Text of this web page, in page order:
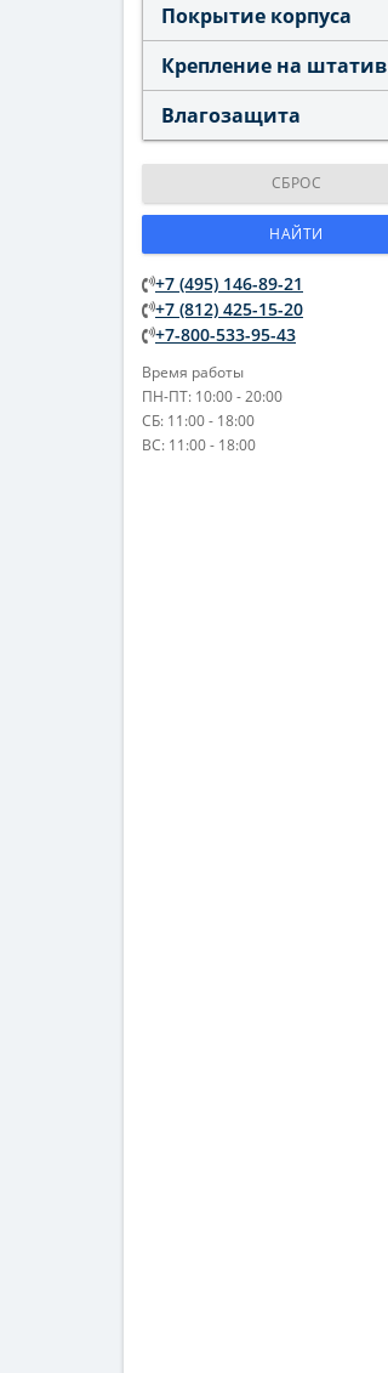
Покрытие корпуса
Крепление на штатив
Влагозащита
СБРОС
НАЙТИ
+7 (495) 146-89-21
+7 (812) 425-15-20
+7-800-533-95-43
Время работы
ПН-ПТ: 10:00 - 20:00
СБ: 11:00 - 18:00
ВС: 11:00 - 18:00